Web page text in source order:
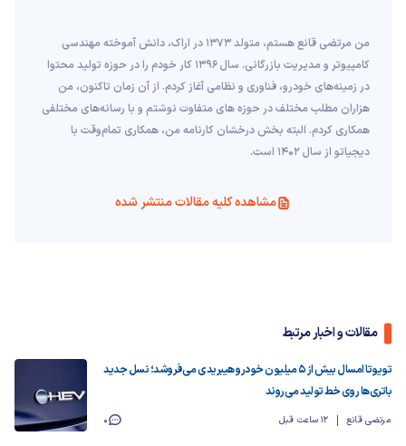
من مرتضی قانع هستم، متولد 1373 در اراک، دانش آموخته مهندسی
کامپیوتر و مدیریت بازرگانی. سال 1396 کار خودم را در حوزه تولید محتوا
در زمینه‌های خودرو، فناوری و نظامی آغاز کردم. از آن زمان تاکنون، من
هزاران مطلب مختلف در حوزه های متفاوت نوشتم و با رسانه‌های مختلفی
همکاری کردم. البته بخش درخشان کارنامه من، همکاری تمام‌وقت با
دیجیاتو از سال 1402 است.
مشاهده کلیه مقالات منتشر شده
مقالات و اخبار مرتبط
تویوتا امسال بیش از ۵ میلیون خودرو هیبریدی می‌فروشد؛ نسل جدید
باتری‌ها روی خط تولید می‌روند
مرتضی قانع 12 ساعت قبل 0